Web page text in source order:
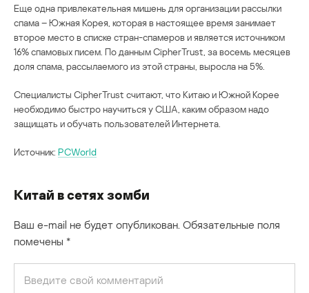
Еще одна привлекательная мишень для организации рассылки
спама – Южная Корея, которая в настоящее время занимает
второе место в списке стран-спамеров и является источником
16% спамовых писем. По данным CipherTrust, за восемь месяцев
доля спама, рассылаемого из этой страны, выросла на 5%.
Специалисты CipherTrust считают, что Китаю и Южной Корее
необходимо быстро научиться у США, каким образом надо
защищать и обучать пользователей Интернета.
Источник: PCWorld
Китай в сетях зомби
Ваш e-mail не будет опубликован. Обязательные поля
помечены *